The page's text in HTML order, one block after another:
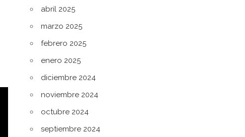
abril 2025
marzo 2025
febrero 2025
enero 2025
diciembre 2024
noviembre 2024
octubre 2024
septiembre 2024